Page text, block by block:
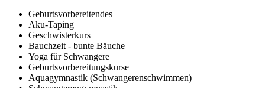
Geburtsvorbereitendes
Aku-Taping
Geschwisterkurs
Bauchzeit - bunte Bäuche
Yoga für Schwangere
Geburtsvorbereitungskurse
Aquagymnastik (Schwangerenschwimmen)